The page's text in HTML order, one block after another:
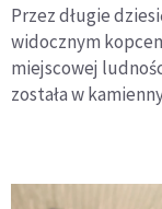
Przez długie
widocznym
miejscowej
została w